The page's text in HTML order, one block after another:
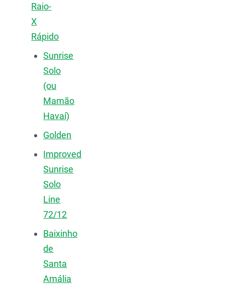
Raio-
X
Rápido
Sunrise
Solo
(ou
Mamão
Havaí)
Golden
Improved
Sunrise
Solo
Line
72/12
Baixinho
de
Santa
Amália